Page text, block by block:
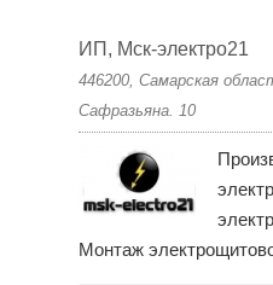
ИП, Мск-электро21
446200, Самарская
Сафразьяна. 10
Монтаж